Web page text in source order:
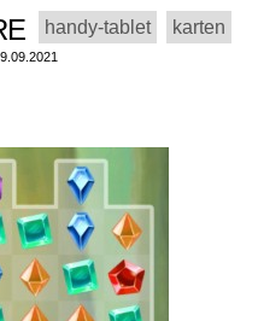
handy-tablet karten